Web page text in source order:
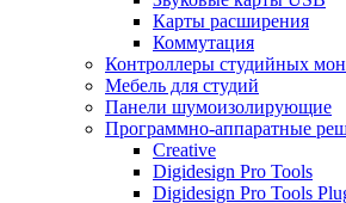
Карты расширения
Коммутация
Контроллеры студийных
Мебель для студий
Панели шумоизолирующие
Программно-аппаратные
Creative
Digidesign Pro Tools
Digidesign Pro Tools